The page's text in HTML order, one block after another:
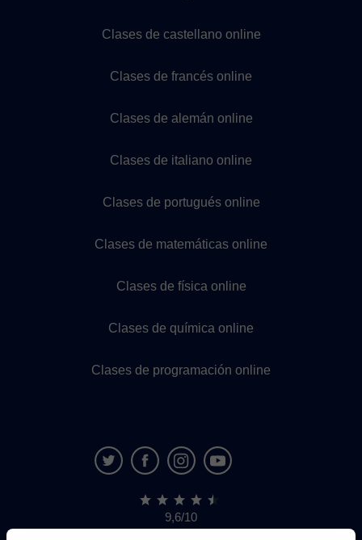
Clases de castellano online
Clases de francés online
Clases de alemán online
Clases de italiano online
Clases de portugués online
Clases de matemáticas online
Clases de física online
Clases de química online
Clases de programación online
9,6/10
1.339.284